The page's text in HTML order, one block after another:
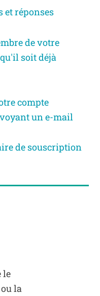
et réponses
de votre
soit déjà
compte
un e-mail
de souscription
le
la